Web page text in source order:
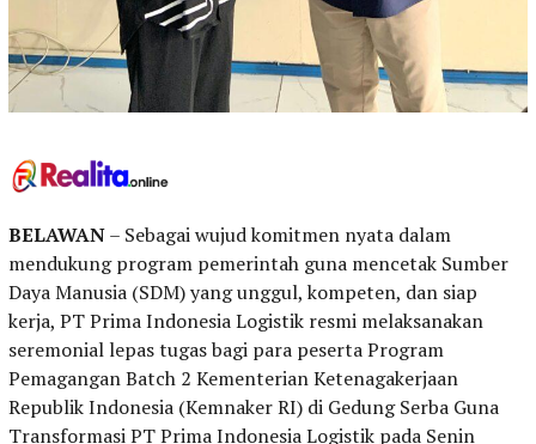
BELAWAN– Sebagai wujud komitmen nyata dalam
mendukung program pemerintah guna mencetak Sumber
Daya Manusia (SDM) yang unggul, kompeten, dan siap
kerja, PT Prima Indonesia Logistik resmi melaksanakan
seremonial lepas tugas bagi para peserta Program
Pemagangan Batch 2 Kementerian Ketenagakerjaan
Republik Indonesia (Kemnaker RI) di Gedung Serba Guna
Transformasi PT Prima Indonesia Logistik pada Senin